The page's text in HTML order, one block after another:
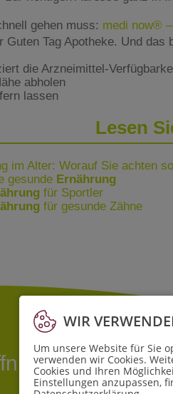
gehen muss: medi now®
Tag Apotheke. Und das
die Arzneimittel-
abholen
lassen
Lesen
im Alter: Worauf Sie achten
gesunde Ernährung
für Sportler
für gesunde Zähne
WIR
Um unsere Website für Sie
verwenden wir Cookies.
Cookies und Ihren
Einstellungen anzupassen,